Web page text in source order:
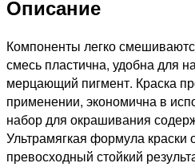
Описание
Компоненты легко
смесь пластична, удобна для
мерцающий пигмент. Краска
применении, экономична в
набор для окрашивания
Ультрамягкая формула краски
превосходный стойкий